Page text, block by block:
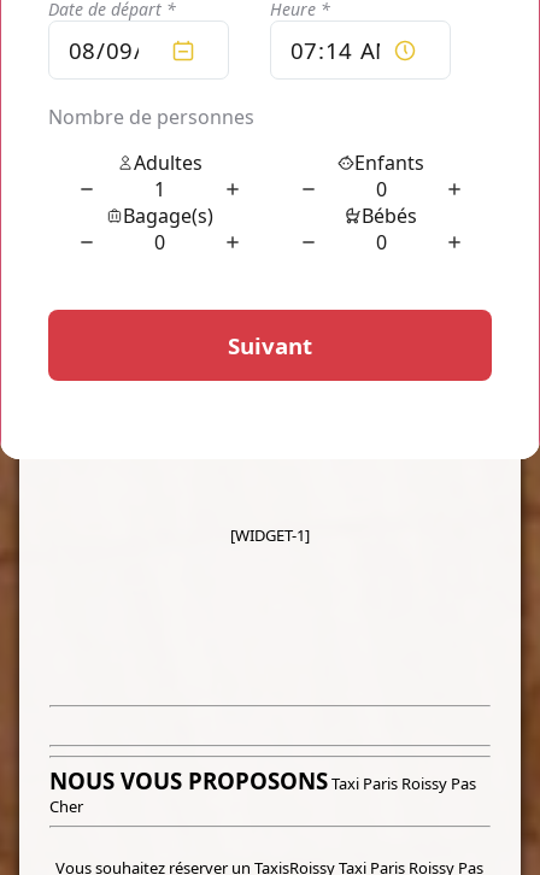
comme de nuit.
Nos Gammes de Véhicules
[WIDGET-1]
NOUS VOUS PROPOSONSTaxi Paris Roissy Pas
Cher
Vous souhaitez réserver un TaxisRoissy Taxi Paris Roissy Pas